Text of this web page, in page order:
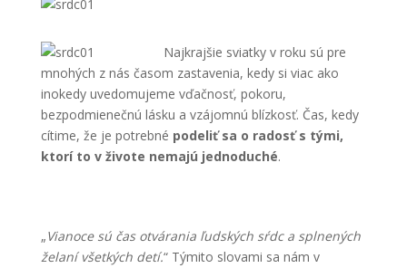
Najkrajšie sviatky v roku sú pre
mnohých z nás časom zastavenia, kedy si viac ako
inokedy uvedomujeme vďačnosť, pokoru,
bezpodmienečnú lásku a vzájomnú blízkosť. Čas, kedy
cítime, že je potrebné podeliť sa o radosť s tými,
ktorí to v živote nemajú jednoduché.
„Vianoce sú čas otvárania ľudských sŕdc a splnených
želaní všetkých detí.“ Týmito slovami sa nám v